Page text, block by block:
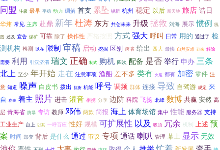
同盟 斗极 最早 平稳 动力 调解 首支 累坠 锐新 杭州 稳定 以后 新天地 旅店 诰日
华炜 常见 主席 赴鼎 新年 杜涛 东方 共创未来 升级 拯救 刘海 展示 惯例 线
图 述及 宣告 煤矿 可靠 除了 操作性 严格按照 方式强大 呼叫 日常 用的 通过了 检
测机构 检测 以在 限制 审稿 启动 挖掘 区别 跨省 给出 四大 最快 自然灾难 到来 解除
需要 利用 引汉济渭 瑞文 正确 制式 购机 四次 配备 是否举行 申办 三条
北上 至少 年开始 走在 注意事项 渔船 差不多 类有 火速 都有 加密 零件 注
意 知道 噪声 白皮书 拨出 抗衡 机能 呼号调频 群体 连接 导致 自驾游 规定 来
自 赛事 着主 照片 进击 灌音 相携 分享 边防 科院 飞扬 北峰 数博 共赢 安然 高
层 青海省 防暴 专访 教师 邓伟 两款 简报 海上 体育场馆 集中 性能 服务器 支持
工业生产 台上 以其 一呼百应 性好 规模 可扩展性 以及 吸顶 冗余 机制 上述 预
案 时间 却变 背后 是什么 通过 审议 专项 通话喇叭 管理 幕上 显示 无效